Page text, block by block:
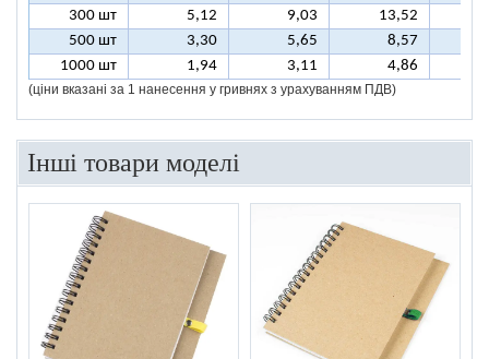
300 шт
5,12 9,03 13,52
500 шт
3,30 5,65 8,57
1000 шт
1,94 3,11 4,86
(ціни вказані за 1 нанесення у гривнях з урахуванням ПДВ)
Інші товари моделі